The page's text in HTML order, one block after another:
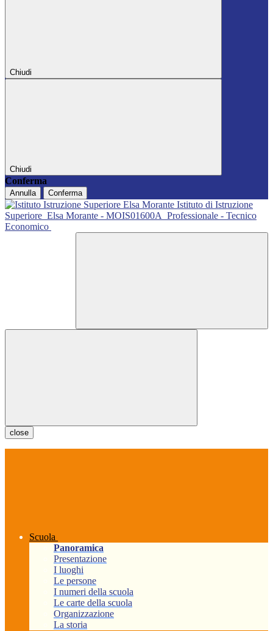
Chiudi
Chiudi
Conferma
Annulla Conferma
Istituto di Istruzione
Superiore Elsa Morante - MOIS01600A Professionale - Tecnico
Economico
close
Scuola
Panoramica
Presentazione
I luoghi
Le persone
I numeri della scuola
Le carte della scuola
Organizzazione
La storia